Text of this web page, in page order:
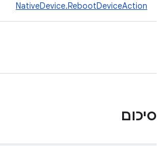
NativeDevice.RebootDeviceAction
סיכום